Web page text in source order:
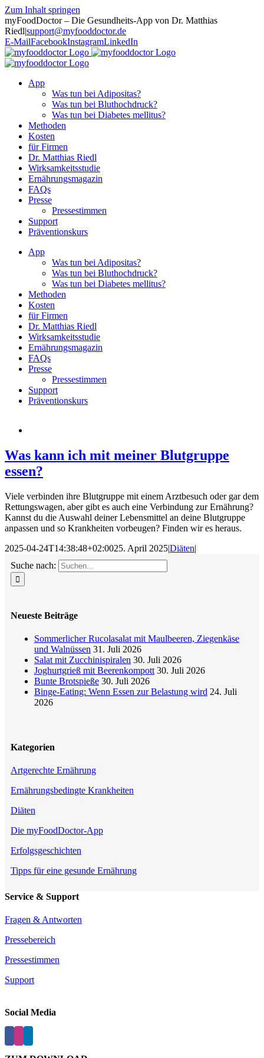
Zum Inhalt springen
myFoodDoctor – Die Gesundheits-App von Dr. Matthias
Riedl|support@myfooddoctor.de
E-MailFacebookInstagramLinkedIn
App
Was tun bei Adipositas?
Was tun bei Bluthochdruck?
Was tun bei Diabetes mellitus?
Methoden
Kosten
für Firmen
Dr. Matthias Riedl
Wirksamkeitsstudie
Ernährungsmagazin
FAQs
Presse
Pressestimmen
Support
Präventionskurs
App
Was tun bei Adipositas?
Was tun bei Bluthochdruck?
Was tun bei Diabetes mellitus?
Methoden
Kosten
für Firmen
Dr. Matthias Riedl
Wirksamkeitsstudie
Ernährungsmagazin
FAQs
Presse
Pressestimmen
Support
Präventionskurs
Was kann ich mit meiner Blutgruppe
essen?
Viele verbinden ihre Blutgruppe mit einem Arztbesuch oder gar dem
Rettungswagen, aber gibt es auch eine Verbindung zur Ernährung?
Kannst du die Auswahl deiner Lebensmittel an deine Blutgruppe
anpassen und so Krankheiten vorbeugen? Finden wir es heraus.
2025-04-24T14:38:48+02:0025. April 2025|Diäten|
Suche nach:
Neueste Beiträge
Sommerlicher Rucolasalat mit Maulbeeren, Ziegenkäse
und Walnüssen 31. Juli 2026
Salat mit Zucchinispiralen 30. Juli 2026
Joghurtgrieß mit Beerenkompott 30. Juli 2026
Bunte Brotspieße 30. Juli 2026
Binge-Eating: Wenn Essen zur Belastung wird 24. Juli
2026
Kategorien
Artgerechte Ernährung
Ernährungsbedingte Krankheiten
Diäten
Die myFoodDoctor-App
Erfolgsgeschichten
Tipps für eine gesunde Ernährung
Service & Support
Fragen & Antworten
Pressebereich
Pressestimmen
Support
Social Media